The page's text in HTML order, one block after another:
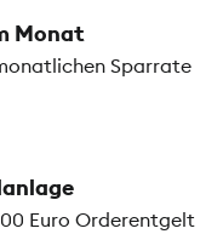
Monat
Sparrate
Euro Orderentgelt